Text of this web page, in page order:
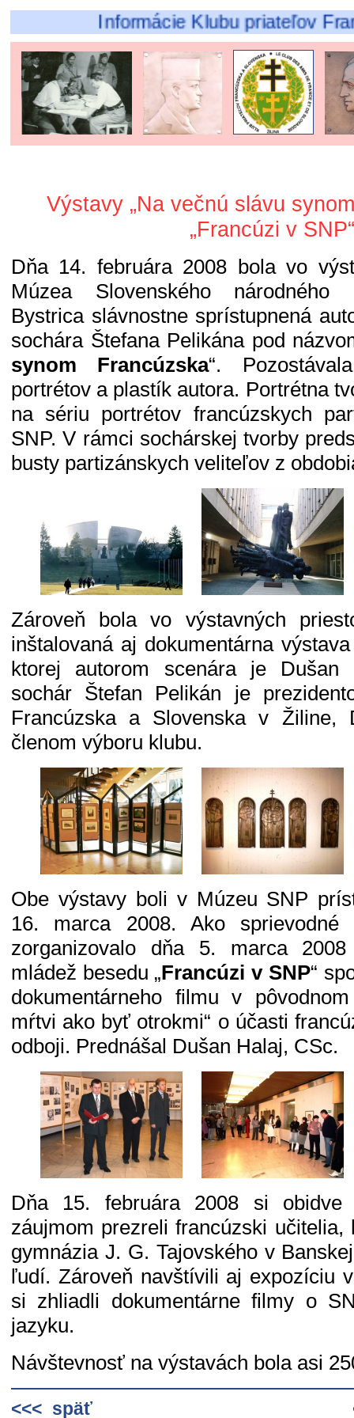
Informácie Klubu priateľov
Výstavy „Na večnú slávu
„Francúzi v SNP“
Dňa 14. februára 2008 bola vo
Múzea Slovenského národného
Bystrica slávnostne sprístupnená
sochára Štefana Pelikána pod
synom Francúzska“.
portrétov a plastík autora. Portrétna
na sériu portrétov francúzskych
SNP. V rámci sochárskej tvorby
busty partizánskych veliteľov z
Zároveň bola vo výstavných
inštalovaná aj dokumentárna výstava
ktorej autorom scenára je Dušan
sochár Štefan Pelikán je
Francúzska a Slovenska v Žiline,
členom výboru klubu.
Obe výstavy boli v Múzeu SNP
16. marca 2008. Ako sprievodné
zorganizovalo dňa 5. marca
mládež besedu „Francúzi v SNP“
dokumentárneho filmu v
mŕtvi ako byť otrokmi“ o účasti
odboji. Prednášal Dušan Halaj, CSc.
Dňa 15. februára 2008 si
záujmom prezreli francúzski učitelia,
gymnázia J. G. Tajovského v
ľudí. Zároveň navštívili aj expozíciu
si zhliadli dokumentárne filmy o
jazyku.
Návštevnosť na výstavách bola asi
<<< späť